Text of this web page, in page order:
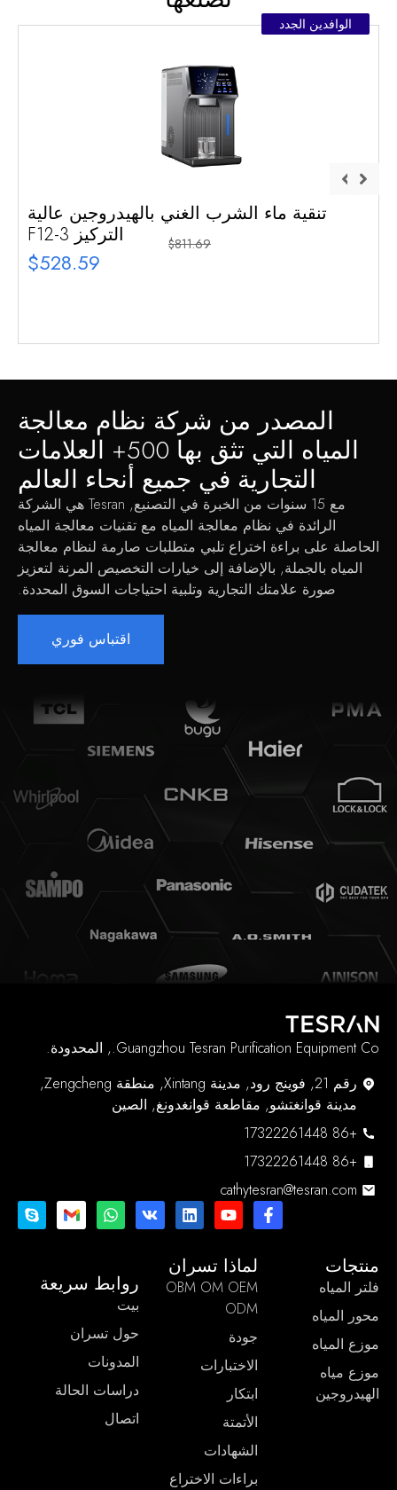
الوافدين الجدد
تنقية ماء الشرب الغني بالهيدروجين عالية
التركيز F12-3
$528.59
$811.69
المصدر من شركة نظام معالجة
المياه التي تثق بها 500+ العلامات
التجارية في جميع أنحاء العالم
مع 15 سنوات من الخبرة في التصنيع, Tesran هي الشركة
الرائدة في نظام معالجة المياه مع تقنيات معالجة المياه
الحاصلة على براءة اختراع تلبي متطلبات صارمة لنظام معالجة
المياه بالجملة, بالإضافة إلى خيارات التخصيص المرنة لتعزيز
صورة علامتك التجارية وتلبية احتياجات السوق المحددة.
اقتباس فوري
Guangzhou Tesran Purification Equipment Co., المحدودة.
رقم 21, فوينج رود, مدينة Xintang, منطقة Zengcheng,
مدينة قوانغتشو, مقاطعة قوانغدونغ, الصين
+86 17322261448
+86 17322261448
cathytesran@tesran.com
منتجات
فلتر المياه
محور المياه
موزع المياه
موزع مياه
الهيدروجين
لماذا تسران
OBM OM OEM
ODM
جودة
الاختبارات
ابتكار
الأتمتة
الشهادات
براءات الاختراع
روابط سريعة
بيت
حول تسران
المدونات
دراسات الحالة
اتصال